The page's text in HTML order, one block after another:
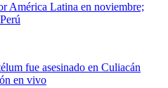
América Latina en noviembre;
fue asesinado en Culiacán
en vivo